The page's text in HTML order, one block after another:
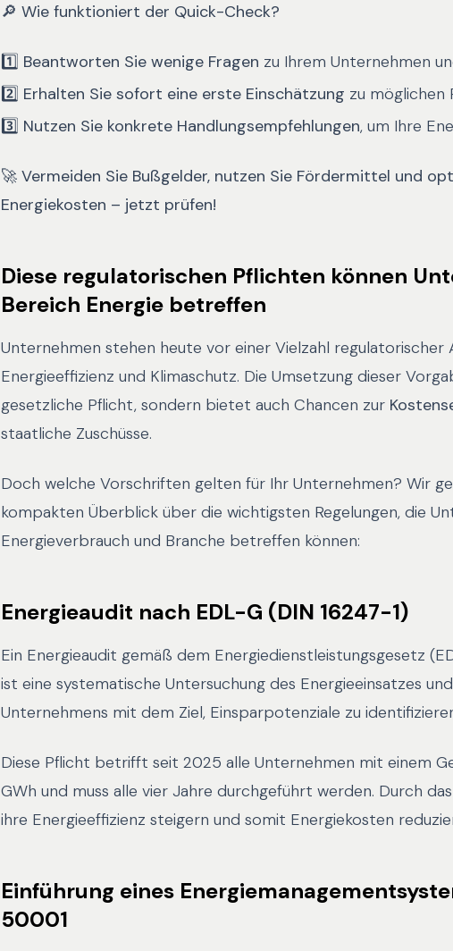
🔎 Wie funktioniert der Quick-Check?
1️⃣ Beantworten Sie wenige Fragen zu Ihrem Unternehmen
2️⃣ Erhalten Sie sofort eine erste Einschätzung zu möglichen
3️⃣ Nutzen Sie konkrete Handlungsempfehlungen, um Ihre
🚀 Vermeiden Sie Bußgelder, nutzen Sie Fördermittel und
Energiekosten – jetzt prüfen!
Diese regulatorischen Pflichten können
Bereich Energie betreffen
Unternehmen stehen heute vor einer Vielzahl regulatorischer
Energieeffizienz und Klimaschutz. Die Umsetzung dieser
gesetzliche Pflicht, sondern bietet auch Chancen zur
staatliche Zuschüsse.
Doch welche Vorschriften gelten für Ihr Unternehmen? Wir
kompakten Überblick über die wichtigsten Regelungen, die
Energieverbrauch und Branche betreffen können:
Energieaudit nach EDL-G (DIN 16247-1)
Ein Energieaudit gemäß dem Energiedienstleistungsgesetz
ist eine systematische Untersuchung des Energieeinsatzes
Unternehmens mit dem Ziel, Einsparpotenziale zu
Diese Pflicht betrifft seit 2025 alle Unternehmen mit einem
GWh und muss alle vier Jahre durchgeführt werden. Durch
ihre Energieeffizienz steigern und somit Energiekosten
Einführung eines
50001